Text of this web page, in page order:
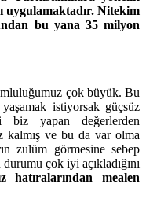
uygulamaktadır. Nitekim
bu yana 35 milyon
çok büyük. Bu
istiyorsak güçsüz
yapan değerlerden
kalmış ve bu da var olma
zulüm görmesine sebep
çok iyi açıkladığını
hatıralarından mealen